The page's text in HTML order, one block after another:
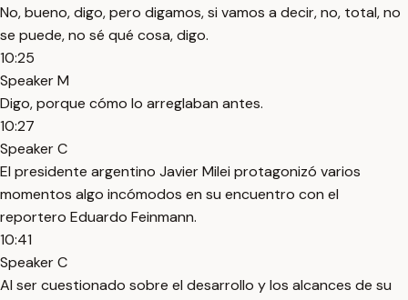
No, bueno, digo, pero digamos, si vamos a decir, no, total, no
se puede, no sé qué cosa, digo.
10:25
Speaker M
Digo, porque cómo lo arreglaban antes.
10:27
Speaker C
El presidente argentino Javier Milei protagonizó varios
momentos algo incómodos en su encuentro con el
reportero Eduardo Feinmann.
10:41
Speaker C
Al ser cuestionado sobre el desarrollo y los alcances de su